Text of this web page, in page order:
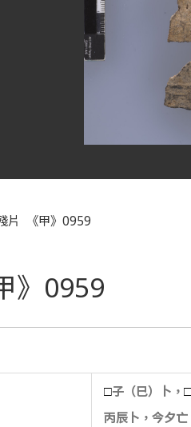
片 《甲》0959
》0959
□子（巳）卜， □
丙辰卜，今夕亡